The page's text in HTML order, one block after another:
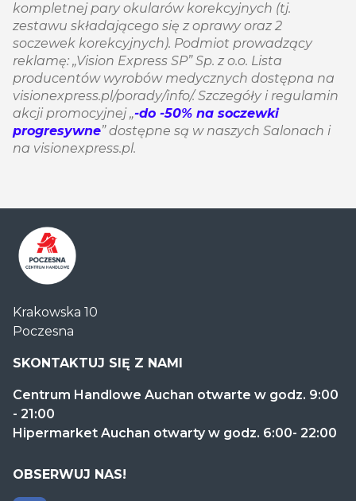
kompletnej pary okularów korekcyjnych (tj.
zestawu składającego się z oprawy oraz 2
soczewek korekcyjnych). Podmiot prowadzący
reklamę: „Vision Express SP” Sp. z o.o. Lista
producentów wyrobów medycznych dostępna na
visionexpress.pl/porady/info/. Szczegóły i regulamin
akcji promocyjnej „-do -50% na soczewki
progresywne” dostępne są w naszych Salonach i
na visionexpress.pl.
Handlowe
Auchan
Częstochowa
Krakowska 10
Poczesna
SKONTAKTUJ SIĘ Z NAMI
Centrum Handlowe Auchan otwarte w godz. 9:00
- 21:00
Hipermarket Auchan otwarty w godz. 6:00- 22:00
OBSERWUJ NAS!